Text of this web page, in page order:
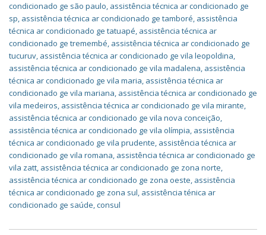
condicionado ge são paulo, assistência técnica ar condicionado ge
sp, assistência técnica ar condicionado ge tamboré, assistência
técnica ar condicionado ge tatuapé, assistência técnica ar
condicionado ge tremembé, assistência técnica ar condicionado ge
tucuruv, assistência técnica ar condicionado ge vila leopoldina,
assistência técnica ar condicionado ge vila madalena, assistência
técnica ar condicionado ge vila maria, assistência técnica ar
condicionado ge vila mariana, assistência técnica ar condicionado ge
vila medeiros, assistência técnica ar condicionado ge vila mirante,
assistência técnica ar condicionado ge vila nova conceição,
assistência técnica ar condicionado ge vila olímpia, assistência
técnica ar condicionado ge vila prudente, assistência técnica ar
condicionado ge vila romana, assistência técnica ar condicionado ge
vila zatt, assistência técnica ar condicionado ge zona norte,
assistência técnica ar condicionado ge zona oeste, assistência
técnica ar condicionado ge zona sul, assistência ténica ar
condicionado ge saúde,consul